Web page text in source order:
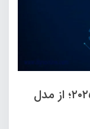
تحولات هوش مصنوعی در سال ۲۰۲۵؛ از مدل‌